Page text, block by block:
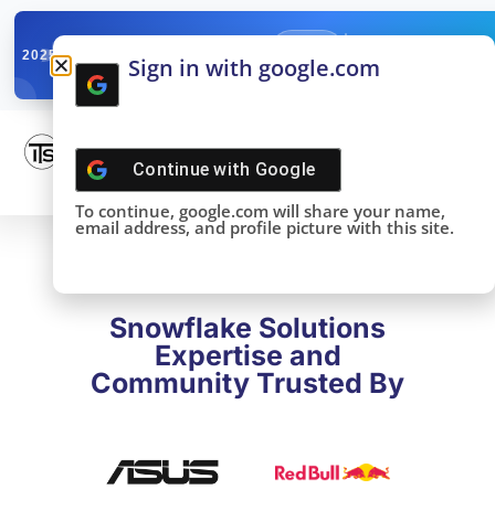
2025SNOWFLAKE SUMMIT
DONE!
Snowflake Solutions
Expertise and
Community Trusted By
Sign in with google.com
Continue with Google
To continue, google.com will share your name,
email address, and profile picture with this site.